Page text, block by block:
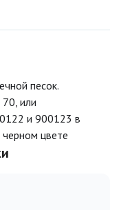
песок.
или
и 900123 в
цвете